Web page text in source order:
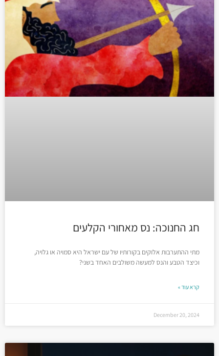
חג החנוכה: נס מאחורי הקלעים
מתי ההתערבות אלוקים בקורותיו של עם ישראל היא סמויה או גלויה,
וכיצד הטבע והנס למעשה משולבים האחד בשני?
קרא עוד »
December 20, 2024